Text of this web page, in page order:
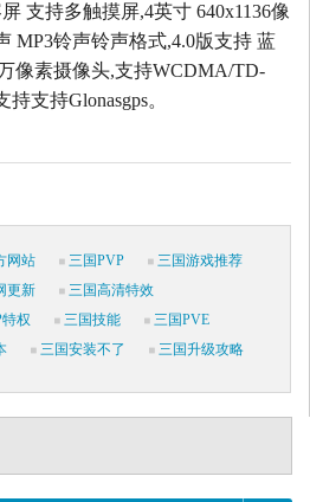
支持多触摸屏,4英寸 640x1136像
MP3铃声铃声格式,4.0版支持 蓝
像素摄像头,支持WCDMA/TD-
支持Glonasgps。
网站 三国PVP
三国游戏推荐
更新
三国高清特效
权 三国技能
三国PVE
三国安装不了 三国升级攻略